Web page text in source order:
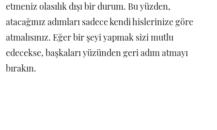
etmeniz olasılık dışı bir durum. Bu yüzden,
atacağınız adımları sadece kendi hislerinize göre
atmalısınız. Eğer bir şeyi yapmak sizi mutlu
edecekse, başkaları yüzünden geri adım atmayı
bırakın.